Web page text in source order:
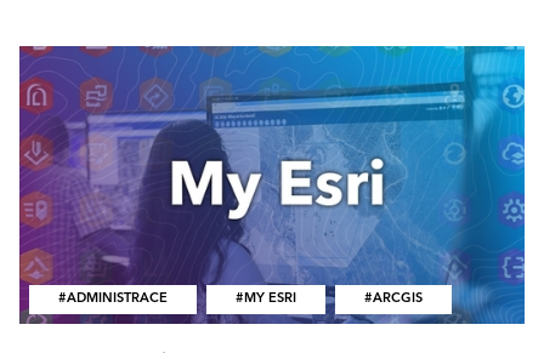
ADMINISTRACE MY ESRI ARCGIS